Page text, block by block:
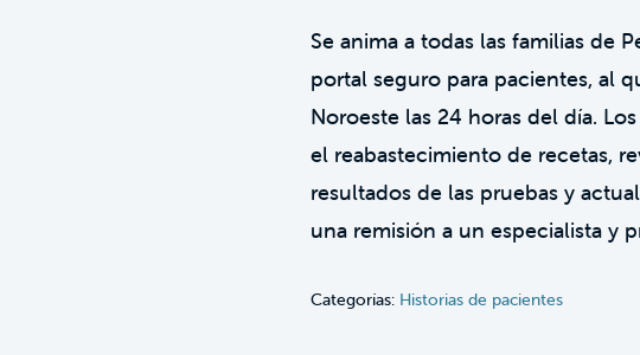
Se anima a todas las familias de
portal seguro para pacientes, al
Noroeste las 24 horas del día.
el reabastecimiento de recetas,
resultados de las pruebas y
una remisión a un especialista y
Categorías: Historias de pacientes